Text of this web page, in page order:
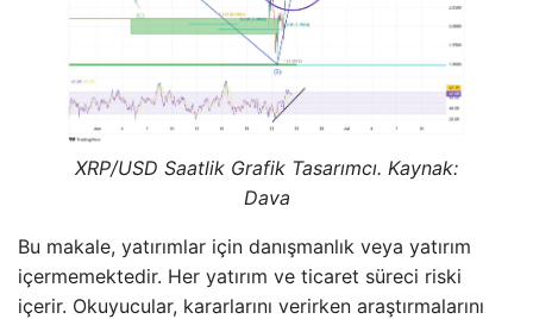
XRP/USD Saatlik Grafik Tasarımcı. Kaynak:
Dava
Bu makale, yatırımlar için danışmanlık veya yatırım
içermemektedir. Her yatırım ve ticaret süreci riski
içerir. Okuyucular, kararlarını verirken araştırmalarını